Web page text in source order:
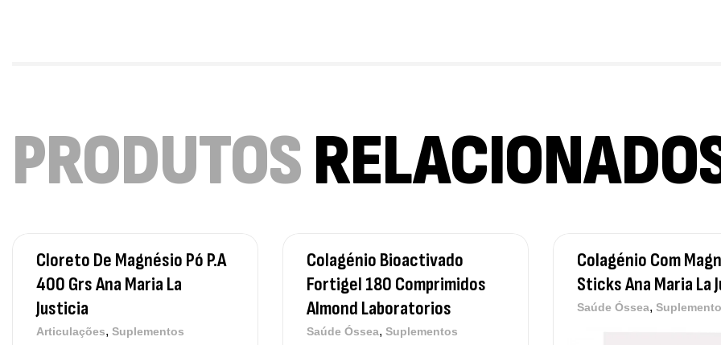
PRODUTOS
Cloreto De Magnésio Pó P.A
400 Grs Ana Maria La
Justicia
Articulações, Suplementos
Colagénio Bioactivado
Fortigel 180 Comprimidos
Almond Laboratorios
Saúde Óssea, Suplementos
Colagénio Com
Sticks Ana Maria La
Saúde Óssea,